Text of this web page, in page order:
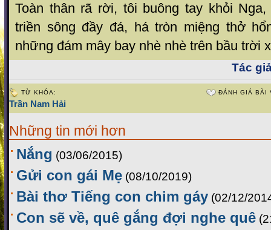
Toàn thân rã rời, tôi buông tay khỏi
triền sông đầy đá, há tròn miệng thở
những đám mây bay nhè nhè trên bầu trời
Tác
TỪ KHÓA:
Trần Nam Hải
ĐÁNH GIÁ BÀI
Những tin mới hơn
Nắng (03/06/2015)
Gửi con gái Mẹ (08/10/2019)
Bài thơ Tiếng con chim gáy (02/12/
Con sẽ về, quê gắng đợi nghe quê